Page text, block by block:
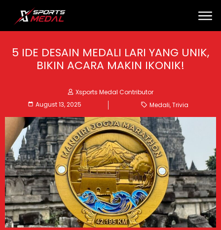
5 IDE DESAIN MEDALI LARI YANG UNIK,
BIKIN ACARA MAKIN IKONIK!
Xsports Medal Contributor
August 13, 2025
Medali,Trivia